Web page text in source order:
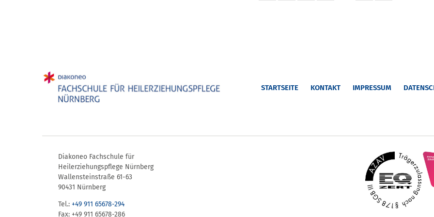
STARTSEITE KONTAKT IMPRESSUM
Diakoneo Fachschule für
Heilerziehungspflege Nürnberg
Wallensteinstraße 61-63
90431 Nürnberg
Tel.:+49 911 65678-294
Fax: +49 911 65678-286